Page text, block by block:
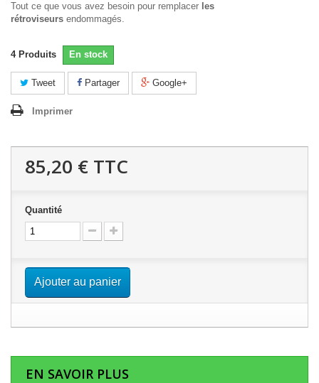
Tout ce que vous avez besoin pour remplacer les
rétroviseurs endommagés.
4 Produits En stock
Tweet Partager Google+
Imprimer
85,20 € TTC
Quantité
Ajouter au panier
EN SAVOIR PLUS